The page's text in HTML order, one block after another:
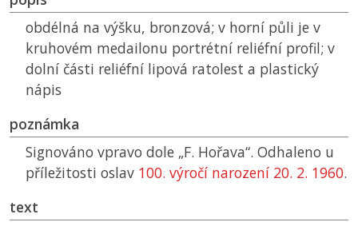
obdélná na výšku, bronzová; v horní půli je v
kruhovém medailonu portrétní reliéfní profil; v
dolní části reliéfní lipová ratolest a plastický
nápis
poznámka
Signováno vpravo dole „F. Hořava“. Odhaleno u
příležitosti oslav 100. výročí narození 20. 2. 1960.
text